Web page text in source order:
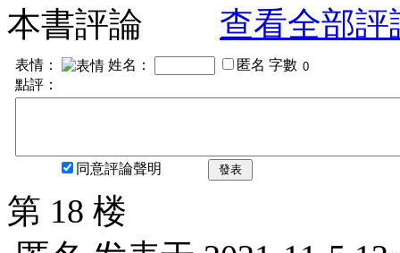
本書評論
查看全部評
表情： 姓名： 匿名 字數
點評：
同意評論聲明 發表
第 18 楼